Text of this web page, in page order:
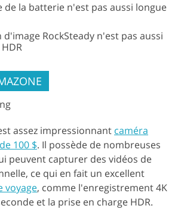
de la batterie n'est pas aussi longue
RockSteady n'est pas aussi
assez impressionnant caméra
100 $. Il possède de nombreuses
peuvent capturer des vidéos de
ce qui en fait un excellent
voyage, comme l'enregistrement 4K
et la prise en charge HDR.